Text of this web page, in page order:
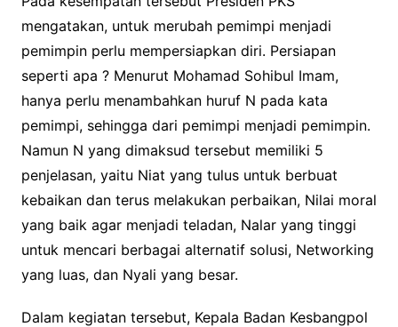
mengatakan, untuk merubah pemimpi menjadi
pemimpin perlu mempersiapkan diri. Persiapan
seperti apa ? Menurut Mohamad Sohibul Imam,
hanya perlu menambahkan huruf N pada kata
pemimpi, sehingga dari pemimpi menjadi pemimpin.
Namun N yang dimaksud tersebut memiliki 5
penjelasan, yaitu Niat yang tulus untuk berbuat
kebaikan dan terus melakukan perbaikan, Nilai moral
yang baik agar menjadi teladan, Nalar yang tinggi
untuk mencari berbagai alternatif solusi, Networking
yang luas, dan Nyali yang besar.
Dalam kegiatan tersebut, Kepala Badan Kesbangpol